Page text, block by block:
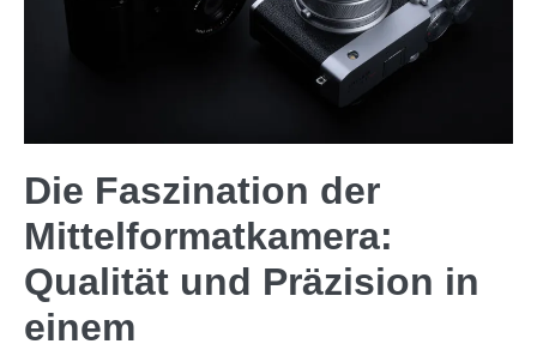
Die Faszination der
Mittelformatkamera:
Qualität und Präzision in
einem